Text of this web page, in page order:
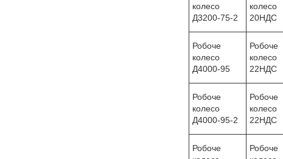
колесо
Д3200-75-2
колесо
20НДС
Робоче
колесо
Д4000-95
Робоче
колесо
22НДС
Робоче
колесо
Д4000-95-2
Робоче
колесо
22НДС
Робоче
Робоче